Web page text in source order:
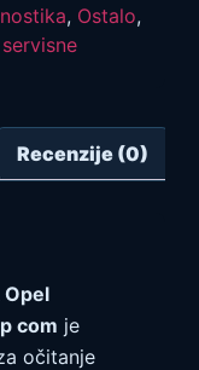
, Ostalo,
servisne
Recenzije (0)
Opel
com je
očitanje